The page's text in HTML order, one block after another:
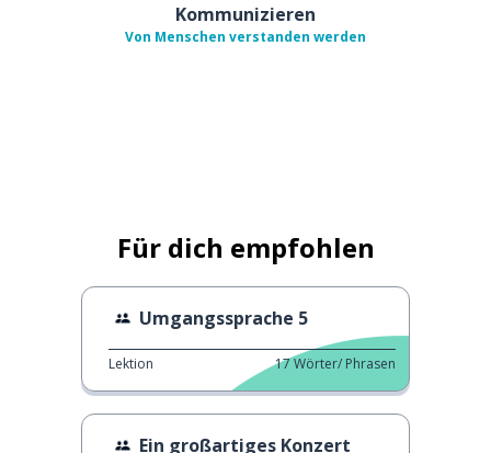
Kommunizieren
Von Menschen verstanden werden
Für dich empfohlen
Umgangssprache 5
Lektion 17Wörter/ Phrasen
Ein großartiges Konzert